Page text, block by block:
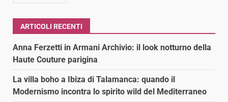
ARTICOLI RECENTI
Anna Ferzetti in Armani Archivio: il look notturno della
Haute Couture parigina
La villa boho a Ibiza di Talamanca: quando il
Modernismo incontra lo spirito wild del Mediterraneo